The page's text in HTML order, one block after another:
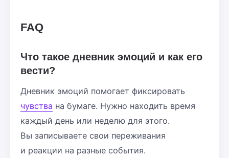
FAQ
Что такое дневник эмоций и как его
вести?
Дневник эмоций помогает фиксировать
чувства на бумаге. Нужно находить время
каждый день или неделю для этого.
Вы записываете свои переживания
и реакции на разные события.